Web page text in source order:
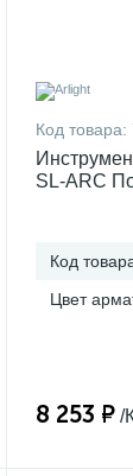
Код товара:
SL-ARC
Код
Цвет
8 253 ₽ /